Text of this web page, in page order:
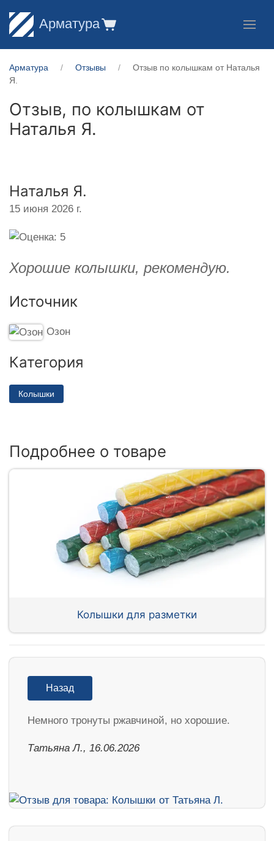
Арматура
Арматура Отзывы
Отзыв по колышкам от Наталья
Я.
Отзыв, по колышкам от
Наталья Я.
Наталья Я.
15 июня 2026 г.
Хорошие колышки, рекомендую.
Источник
Озон
Категория
Колышки
Подробнее о товаре
Колышки для разметки
Назад
Немного тронуты ржавчиной, но хорошие.
Татьяна Л., 16.06.2026